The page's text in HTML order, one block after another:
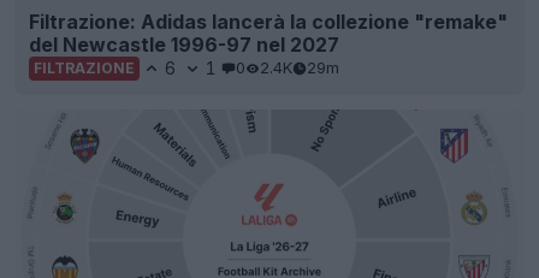
Filtrazione: Adidas lancerà la collezione "remake"
del Newcastle 1996-97 nel 2027
FILTRAZIONE 6 1 0 2.4K 29m